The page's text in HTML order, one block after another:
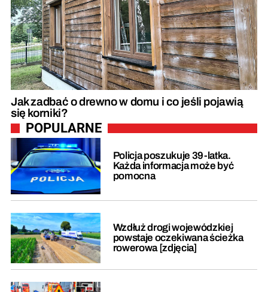
Jak zadbać o drewno w domu i co jeśli pojawią
się korniki?
POPULARNE
Policja poszukuje 39-latka.
Każda informacja może być
pomocna
Wzdłuż drogi wojewódzkiej
powstaje oczekiwana ścieżka
rowerowa [zdjęcia]